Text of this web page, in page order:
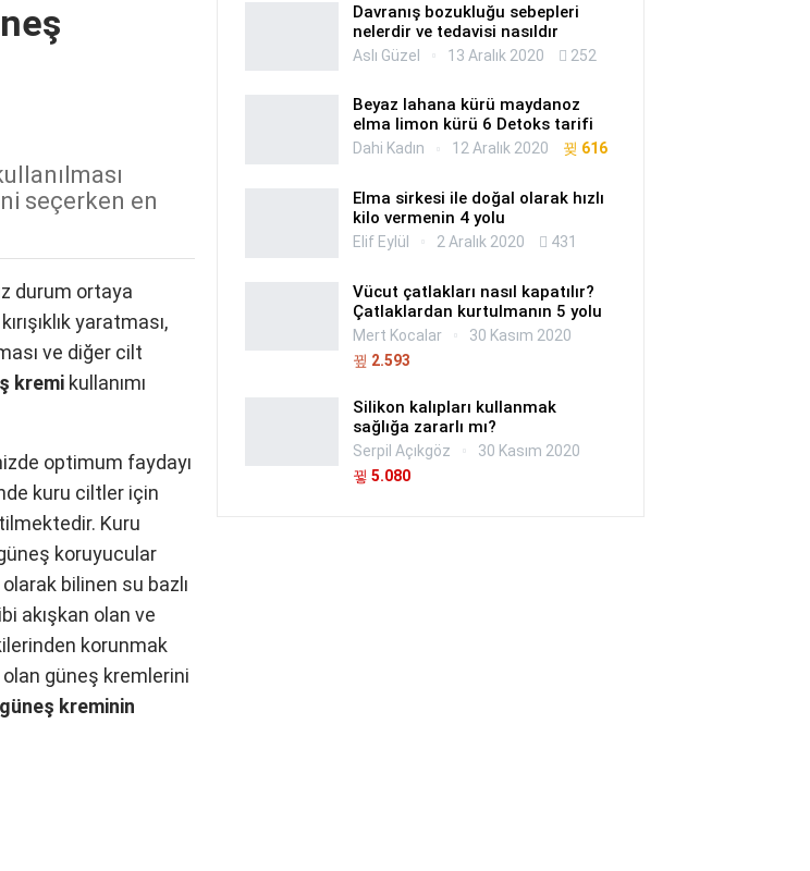
seçerken en
durum ortaya
yaratması,
ve diğer cilt
kremi kullanımı
optimum faydayı
kuru ciltler için
Kuru
koruyucular
bilinen su bazlı
akışkan olan ve
korunmak
güneş kremlerini
kreminin
Davranış bozukluğu sebepleri
nelerdir ve tedavisi nasıldır
Aslı Güzel 13 Aralık 2020 252
Beyaz lahana kürü maydanoz
elma limon kürü 6 Detoks tarifi
Dahi Kadın 12 Aralık 2020 616
Elma sirkesi ile doğal olarak hızlı
kilo vermenin 4 yolu
Elif Eylül 2 Aralık 2020 431
Vücut çatlakları nasıl kapatılır?
Çatlaklardan kurtulmanın 5 yolu
Mert Kocalar
30 Kasım 2020
2.593
Silikon kalıpları kullanmak
sağlığa zararlı mı?
Serpil Açıkgöz
30 Kasım 2020
5.080